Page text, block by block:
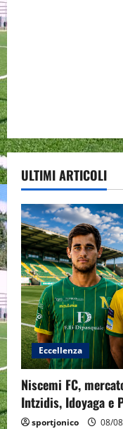
ULTIMI ARTICOLI
Eccellenza
Niscemi FC,
Intzidis, Idoyaga e
sportjonico 08/